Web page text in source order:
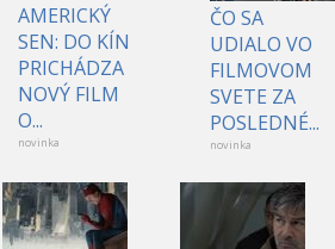
AMERICKÝ
SEN: DO KÍN
PRICHÁDZA
NOVÝ FILM
O...
novinka
ČO SA
UDIALO VO
FILMOVOM
SVETE ZA
POSLEDNÉ...
novinka